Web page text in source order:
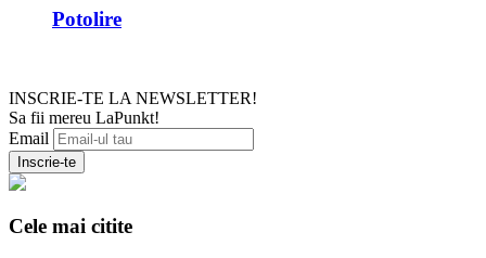
Potolire
INSCRIE-TE LA NEWSLETTER!
Sa fii mereu LaPunkt!
Email
Cele mai citite